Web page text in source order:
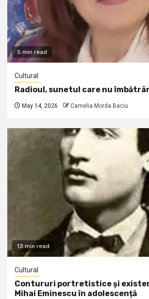
5 min read
Cultural
Radioul, sunetul care nu
May 14, 2026 Camelia Morda Baciu
13 min read
Cultural
Contururi portretistice și
Mihai Eminescu în adolescență